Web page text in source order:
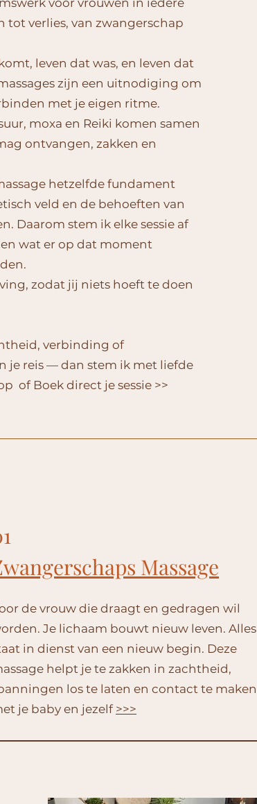
tot verlies, van zwangerschap
leven dat was, en leven dat
zijn een uitnodiging om
met je eigen ritme.
moxa en Reiki komen samen
ontvangen, zakken en
hetzelfde fundament
veld en de behoeften van
Daarom stem ik elke sessie af
wat er op dat moment
zodat jij niets hoeft te doen
verbinding of
je reis — dan stem ik met liefde
of Boek direct je sessie >>
Massage
de vrouw die draagt en gedragen wil
Je lichaam bouwt nieuw leven. Alles
in dienst van een nieuw begin. Deze
helpt je te zakken in zachtheid,
los te laten en contact te maken
je baby en jezelf >>>